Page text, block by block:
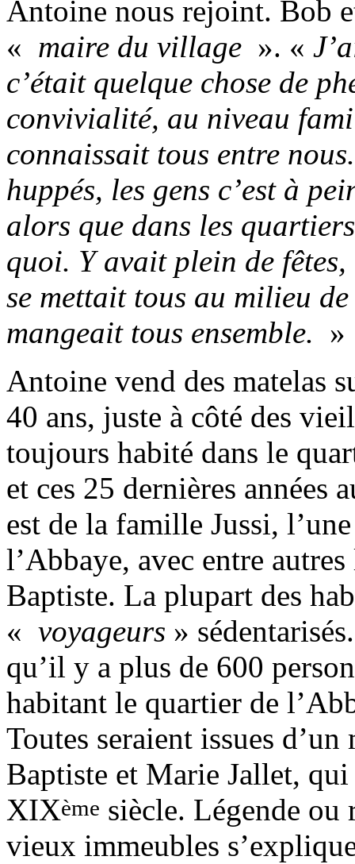
Antoine nous rejoint. Bob
« maire du village ». «
c’était quelque chose de
convivialité, au niveau
connaissait tous entre
huppés, les gens c’est à
alors que dans les
quoi. Y avait plein de fêtes,
se mettait tous au milieu
mangeait tous ensemble. »
Antoine vend des matelas
40 ans, juste à côté des
toujours habité dans le
et ces 25 dernières
est de la famille Jussi,
l’Abbaye, avec entre
Baptiste. La plupart des
« voyageurs »
qu’il y a plus de 600
habitant le quartier de
Toutes seraient issues
Baptiste et Marie Jallet,
XIXème siècle. Légende ou
vieux immeubles